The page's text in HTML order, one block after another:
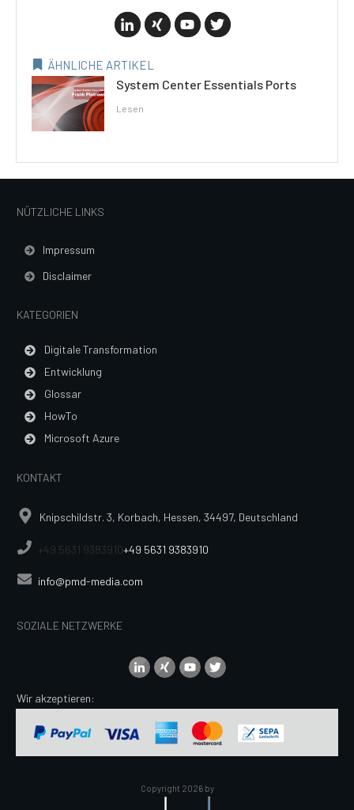
ÄHNLICHE ARTIKEL
System Center Essentials Ports
Lesen
NÜTZLICHE LINKS
Impressum
Disclaimer
KATEGORIEN
Digitale Transformation
Entwicklung
Glossar
HowTo
Microsoft Azure
KONTAKT
Knipschildstr. 3, Korbach, Hessen, 34497, Deutschland
+49 5631 9383910+49 5631 9383910
info@pmd-media.com
SOZIALE NETZWERKE
Wir akzeptieren:
Copyright 2026by